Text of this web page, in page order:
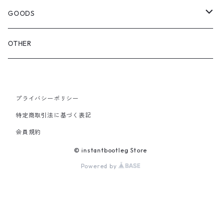
OTHER BAGS
CAP&HAT
GLOVES&SCARF
SHOULDER
SMALL BAG
GOODS
TOY
PINS& PINBACK
SOX
OTHER
プライバシーポリシー
特定商取引法に基づく表記
会員規約
© instantbootleg Store
Powered by